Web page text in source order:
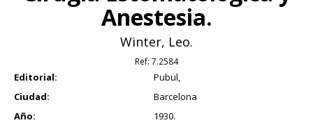
Anestesia.
Winter, Leo.
Ref: 7.2584
Editorial:
Pubul,
Ciudad:
Barcelona
Año:
1930.